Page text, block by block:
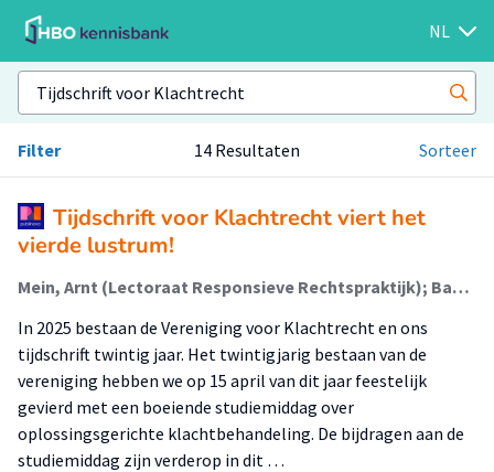
NL
Filter 14 Resultaten Sorteer
Tijdschrift voor Klachtrecht viert het
vierde lustrum!
Mein, Arnt (Lectoraat Responsieve Rechtspraktijk); Bahlmann, Mariëlle
In 2025 bestaan de Vereniging voor Klachtrecht en ons
tijdschrift twintig jaar. Het twintigjarig bestaan van de
vereniging hebben we op 15 april van dit jaar feestelijk
gevierd met een boeiende studiemiddag over
oplossingsgerichte klachtbehandeling. De bijdragen aan de
studiemiddag zijn verderop in dit …